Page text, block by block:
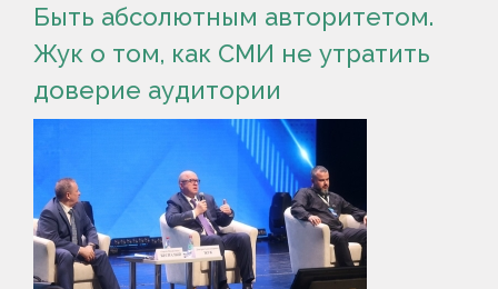
Быть абсолютным авторитетом.
Жук о том, как СМИ не утратить
доверие аудитории